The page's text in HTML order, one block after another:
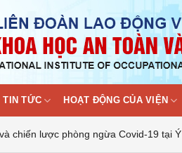
TIN TỨC HOẠT ĐỘNG CỦA VIỆN
chiến lược phòng ngừa Covid-19 tại Ý